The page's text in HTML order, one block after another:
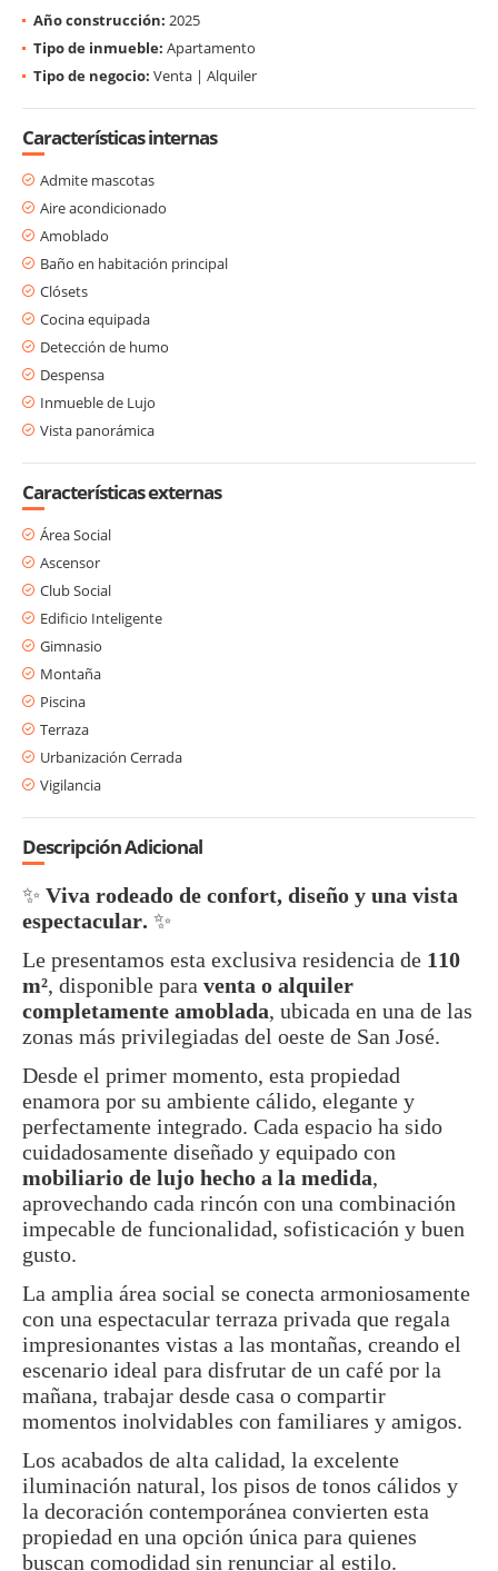
Año construcción: 2025
Tipo de inmueble: Apartamento
Tipo de negocio: Venta | Alquiler
Características internas
Admite mascotas
Aire acondicionado
Amoblado
Baño en habitación principal
Clósets
Cocina equipada
Detección de humo
Despensa
Inmueble de Lujo
Vista panorámica
Características externas
Área Social
Ascensor
Club Social
Edificio Inteligente
Gimnasio
Montaña
Piscina
Terraza
Urbanización Cerrada
Vigilancia
Descripción Adicional
✨ Viva rodeado de confort, diseño y una vista
espectacular. ✨
Le presentamos esta exclusiva residencia de 110
m², disponible para venta o alquiler
completamente amoblada, ubicada en una de las
zonas más privilegiadas del oeste de San José.
Desde el primer momento, esta propiedad
enamora por su ambiente cálido, elegante y
perfectamente integrado. Cada espacio ha sido
cuidadosamente diseñado y equipado con
mobiliario de lujo hecho a la medida,
aprovechando cada rincón con una combinación
impecable de funcionalidad, sofisticación y buen
gusto.
La amplia área social se conecta armoniosamente
con una espectacular terraza privada que regala
impresionantes vistas a las montañas, creando el
escenario ideal para disfrutar de un café por la
mañana, trabajar desde casa o compartir
momentos inolvidables con familiares y amigos.
Los acabados de alta calidad, la excelente
iluminación natural, los pisos de tonos cálidos y
la decoración contemporánea convierten esta
propiedad en una opción única para quienes
buscan comodidad sin renunciar al estilo.